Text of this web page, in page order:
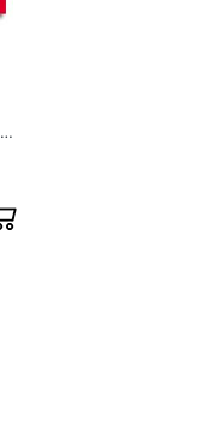
Александър Кородецки